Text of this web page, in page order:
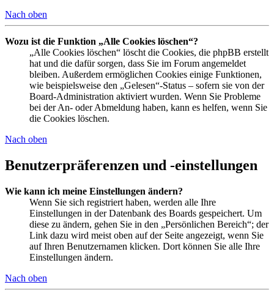
Nach oben
Wozu ist die Funktion „Alle Cookies löschen“?
„Alle Cookies löschen“ löscht die Cookies, die phpBB erstellt
hat und die dafür sorgen, dass Sie im Forum angemeldet
bleiben. Außerdem ermöglichen Cookies einige Funktionen,
wie beispielsweise den „Gelesen“-Status – sofern sie von der
Board-Administration aktiviert wurden. Wenn Sie Probleme
bei der An- oder Abmeldung haben, kann es helfen, wenn Sie
die Cookies löschen.
Nach oben
Benutzerpräferenzen und -einstellungen
Wie kann ich meine Einstellungen ändern?
Wenn Sie sich registriert haben, werden alle Ihre
Einstellungen in der Datenbank des Boards gespeichert. Um
diese zu ändern, gehen Sie in den „Persönlichen Bereich“; der
Link dazu wird meist oben auf der Seite angezeigt, wenn Sie
auf Ihren Benutzernamen klicken. Dort können Sie alle Ihre
Einstellungen ändern.
Nach oben